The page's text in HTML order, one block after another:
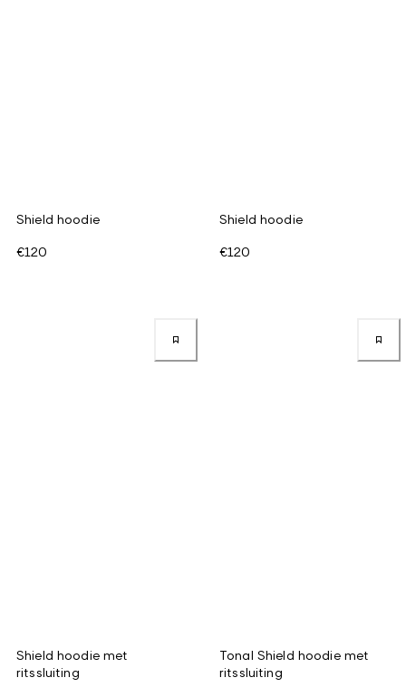
Shield hoodie
€120
Shield hoodie
€120
Shield hoodie met
ritssluiting
Tonal Shield hoodie met
ritssluiting